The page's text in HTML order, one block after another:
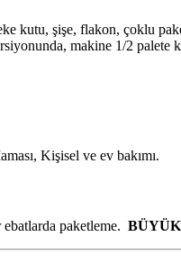
kutu, şişe, flakon, çoklu
makine 1/2
Kişisel ve ev bakımı.
paketleme. BÜYÜK